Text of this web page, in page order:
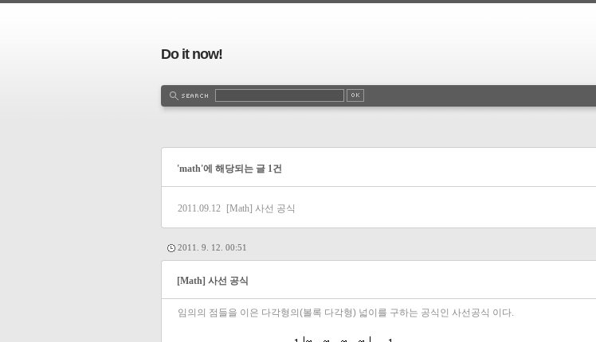
Do it now!
'math'에 해당되는 글 1건
2011.09.12 [Math] 사선 공식
2011. 9. 12. 00:51
[Math] 사선 공식
임의의 점들을 이은 다각형의(볼록 다각형) 넓이를 구하는 공식인 사선공식 이다.